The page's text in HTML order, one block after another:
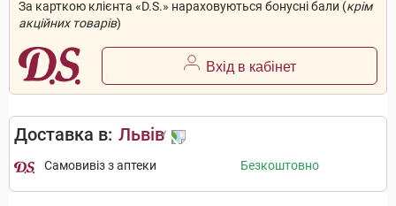
За карткою клієнта «D.S.» нараховуються бонусні бали (крім
акційних товарів)
Вхід в кабінет
Доставка в: Львів
Самовивіз з аптеки Безкоштовно